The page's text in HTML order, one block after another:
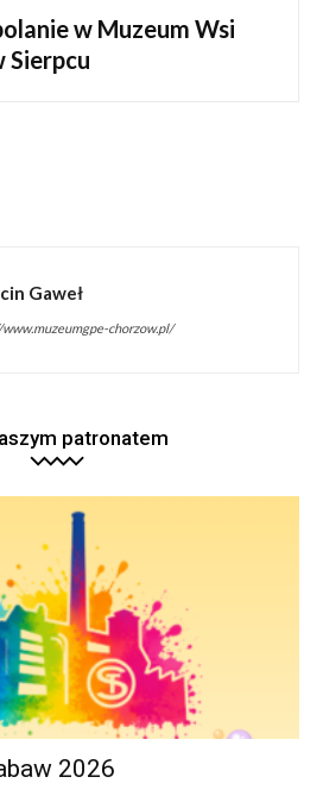
w Muzeum Wsi
Sierpcu
Gaweł
chorzow.pl/
patronatem
2026